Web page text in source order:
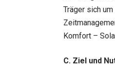
Träger sich
Komfort –
C. Ziel und